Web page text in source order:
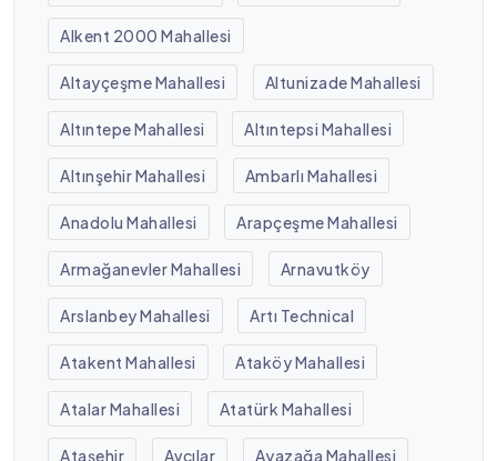
Alkent 2000 Mahallesi
Altayçeşme Mahallesi Altunizade Mahallesi
Altıntepe Mahallesi Altıntepsi Mahallesi
Altınşehir Mahallesi Ambarlı Mahallesi
Anadolu Mahallesi Arapçeşme Mahallesi
Armağanevler Mahallesi Arnavutköy
Arslanbey Mahallesi Artı Technical
Atakent Mahallesi Ataköy Mahallesi
Atalar Mahallesi Atatürk Mahallesi
Ataşehir Avcılar Ayazağa Mahallesi